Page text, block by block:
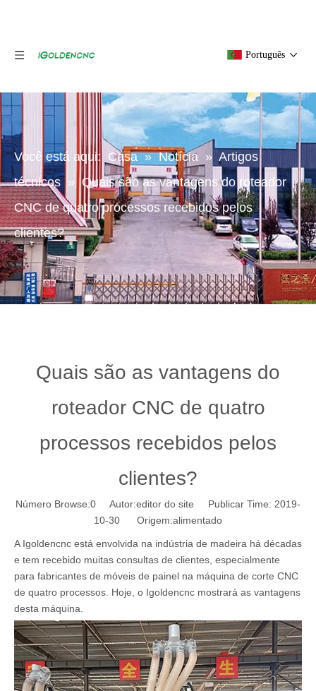
Português
Você está aqui: Casa » Notícia » Artigos
técnicos » Quais são as vantagens do roteador
CNC de quatro processos recebidos pelos
clientes?
Quais são as vantagens do
roteador CNC de quatro
processos recebidos pelos
clientes?
Número Browse:0 Autor:editor do site Publicar Time: 2019-
10-30 Origem:alimentado
A Igoldencnc está envolvida na indústria de madeira há décadas
e tem recebido muitas consultas de clientes, especialmente
para fabricantes de móveis de painel na máquina de corte CNC
de quatro processos. Hoje, o Igoldencnc mostrará as vantagens
desta máquina.